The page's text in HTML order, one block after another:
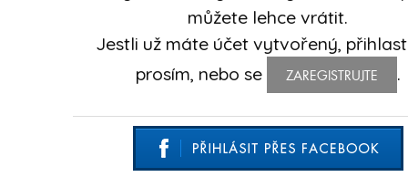
můžete lehce vrátit.
Jestli už máte účet vytvořený,
prosím, nebo se
ZAREGISTRUJTE .